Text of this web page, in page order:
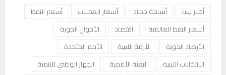
أخبار ليبيا أسامة حماد أسعار العملات
أسعار النفط
أسعار النفط العالمية
اقتصاد
الأحوال الجوية
الأرصاد الجوية
الأزمة الليبية
الأمم المتحدة
الانتخابات الليبية
البعثة الأممية
الجهاز الوطني للتنمية